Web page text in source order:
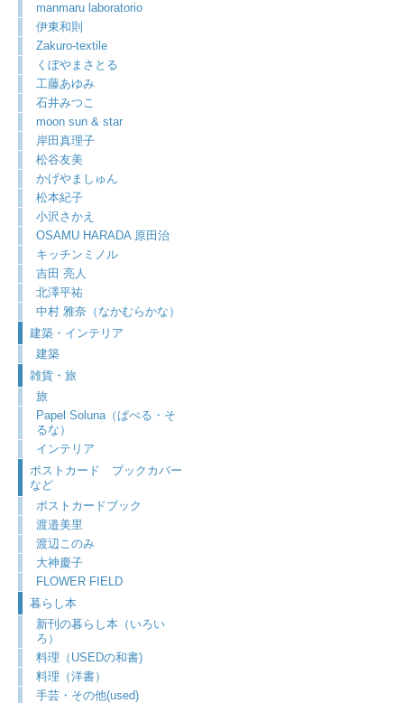
manmaru laboratorio
伊東和則
Zakuro-textile
くぼやまさとる
工藤あゆみ
石井みつこ
moon sun & star
岸田真理子
松谷友美
かげやましゅん
松本紀子
小沢さかえ
OSAMU HARADA 原田治
キッチンミノル
吉田 亮人
北澤平祐
中村 雅奈（なかむらかな）
建築・インテリア
建築
雑貨・旅
旅
Papel Soluna（ぱぺる・そ
るな）
インテリア
ポストカード ブックカバー
など
ポストカードブック
渡邉美里
渡辺このみ
大神慶子
FLOWER FIELD
暮らし本
新刊の暮らし本（いろい
ろ）
料理（USEDの和書)
料理（洋書）
手芸・その他(used)